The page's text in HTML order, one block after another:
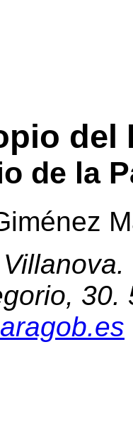
del
de la
30.